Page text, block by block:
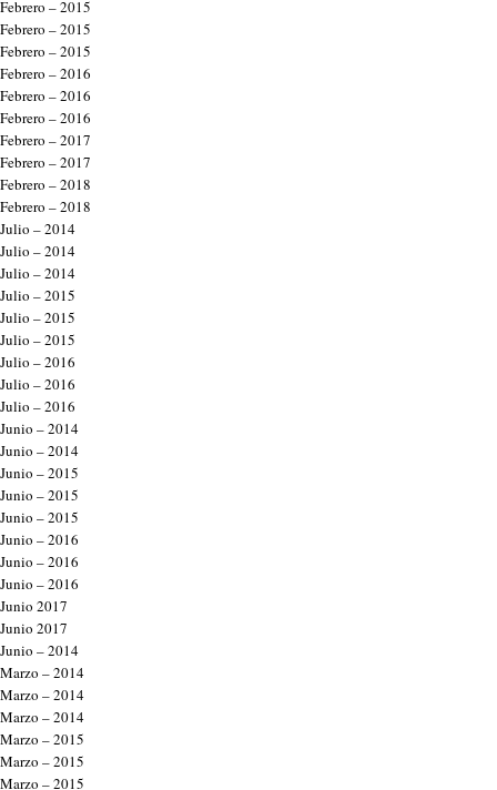
Febrero – 2015
Febrero – 2015
Febrero – 2015
Febrero – 2016
Febrero – 2016
Febrero – 2016
Febrero – 2017
Febrero – 2017
Febrero – 2018
Febrero – 2018
Julio – 2014
Julio – 2014
Julio – 2014
Julio – 2015
Julio – 2015
Julio – 2015
Julio – 2016
Julio – 2016
Julio – 2016
Junio – 2014
Junio – 2014
Junio – 2015
Junio – 2015
Junio – 2015
Junio – 2016
Junio – 2016
Junio – 2016
Junio 2017
Junio 2017
Junio – 2014
Marzo – 2014
Marzo – 2014
Marzo – 2014
Marzo – 2015
Marzo – 2015
Marzo – 2015